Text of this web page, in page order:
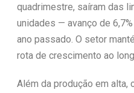
quadrimestre, saíram das
unidades — avanço de
ano passado. O setor
rota de crescimento ao
Além da produção em alta,